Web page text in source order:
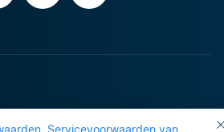
, Servicevoorwaarden van